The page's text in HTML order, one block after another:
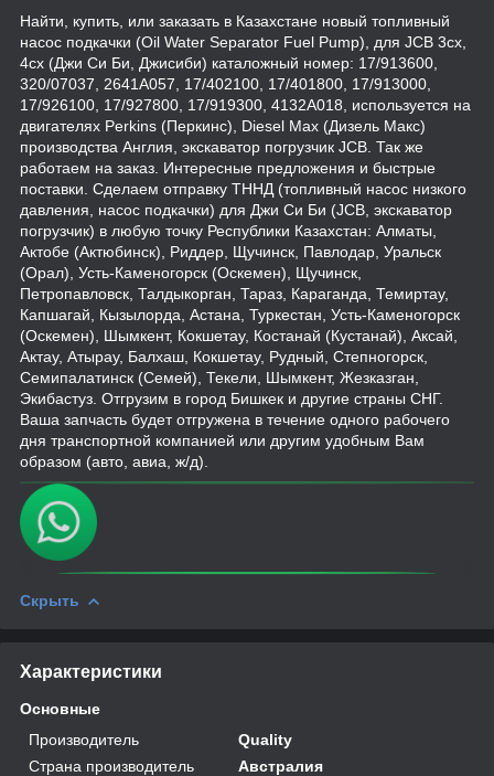
Найти, купить, или заказать в Казахстане новый топливный
насос подкачки (Oil Water Separator Fuel Pump), для JCB 3cx,
4cx (Джи Си Би, Джисиби) каталожный номер: 17/913600,
320/07037, 2641А057, 17/402100, 17/401800, 17/913000,
17/926100, 17/927800, 17/919300, 4132А018, используется на
двигателях Perkins (Перкинс), Diesel Max (Дизель Макс)
производства Англия, экскаватор погрузчик JCB. Так же
работаем на заказ. Интересные предложения и быстрые
поставки. Сделаем отправку ТННД (топливный насос низкого
давления, насос подкачки) для Джи Си Би (JCB, экскаватор
погрузчик) в любую точку Республики Казахстан: Алматы,
Актобе (Актюбинск), Риддер, Щучинск, Павлодар, Уральск
(Орал), Усть-Каменогорск (Оскемен), Щучинск,
Петропавловск, Талдыкорган, Тараз, Караганда, Темиртау,
Капшагай, Кызылорда, Астана, Туркестан, Усть-Каменогорск
(Оскемен), Шымкент, Кокшетау, Костанай (Кустанай), Аксай,
Актау, Атырау, Балхаш, Кокшетау, Рудный, Степногорск,
Семипалатинск (Семей), Текели, Шымкент, Жезказган,
Экибастуз. Отгрузим в город Бишкек и другие страны СНГ.
Ваша запчасть будет отгружена в течение одного рабочего
дня транспортной компанией или другим удобным Вам
образом (авто, авиа, ж/д).
Скрыть
Характеристики
Основные
Производитель
Quality
Страна производитель
Австралия